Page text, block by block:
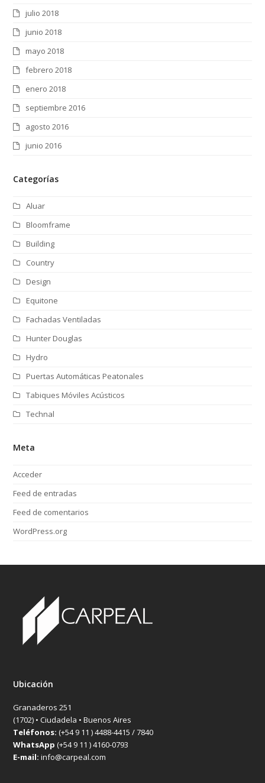
julio 2018
junio 2018
mayo 2018
febrero 2018
enero 2018
septiembre 2016
agosto 2016
junio 2016
Categorías
Aluar
Bloomframe
Building
Country
Design
Equitone
Fachadas Ventiladas
Hunter Douglas
Hydro
Puertas Automáticas Peatonales
Tabiques Móviles Acústicos
Technal
Meta
Acceder
Feed de entradas
Feed de comentarios
WordPress.org
Ubicación
Granaderos 251
(1702) • Ciudadela • Buenos Aires
Teléfonos:(+54 9 11 ) 4488-4415 / 7840
WhatsApp(+54 9 11 ) 4160-0793
E-mail: info@carpeal.com